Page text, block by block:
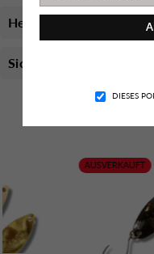
DIESES
Herstellerinformationen
Sicherheitsinformationen
AUSVERKAUFT